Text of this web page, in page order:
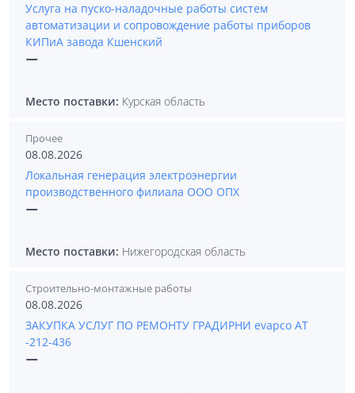
Услуга на пуско-наладочные работы систем
автоматизации и сопровождение работы приборов
КИПиА завода Кшенский
—
Место поставки: Курская область
Прочее
08.08.2026
Локальная генерация электроэнергии
производственного филиала ООО ОПХ
—
Место поставки: Нижегородская область
Строительно-монтажные работы
08.08.2026
ЗАКУПКА УСЛУГ ПО РЕМОНТУ ГРАДИРНИ evapco АТ
-212-436
—